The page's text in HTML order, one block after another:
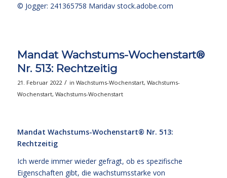
© Jogger: 241365758 Maridav stock.adobe.com
Mandat Wachstums-Wochenstart®
Nr. 513: Rechtzeitig
21. Februar 2022 / in Wachstums-Wochenstart, Wachstums-
Wochenstart, Wachstums-Wochenstart
Mandat Wachstums-Wochenstart® Nr. 513:
Rechtzeitig
Ich werde immer wieder gefragt, ob es spezifische
Eigenschaften gibt, die wachstumsstarke von